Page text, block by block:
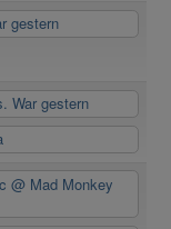
gestern
War gestern
@ Mad Monkey